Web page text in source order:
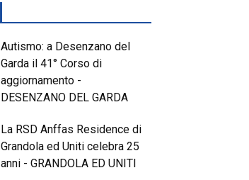
Autismo: a Desenzano del
Garda il 41° Corso di
aggiornamento -
DESENZANO DEL GARDA
La RSD Anffas Residence di
Grandola ed Uniti celebra 25
anni - GRANDOLA ED UNITI